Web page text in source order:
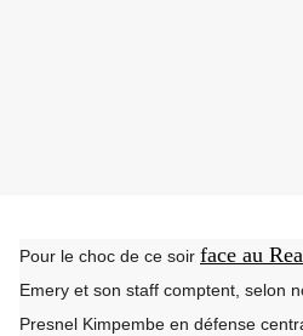
Pour le choc de ce soir face au
Emery et son staff comptent, selon
Presnel Kimpembe en défense